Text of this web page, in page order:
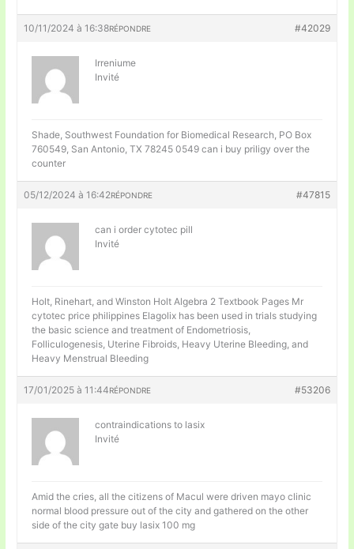
10/11/2024 à 16:38 #42029
RÉPONDRE
Irreniume
Invité
Shade, Southwest Foundation for Biomedical Research, PO Box
760549, San Antonio, TX 78245 0549can i buy priligy over the
counter
05/12/2024 à 16:42 #47815
RÉPONDRE
can i order cytotec pill
Invité
Holt, Rinehart, and Winston Holt Algebra 2 Textbook Pages Mr
cytotec price philippines Elagolix has been used in trials studying
the basic science and treatment of Endometriosis,
Folliculogenesis, Uterine Fibroids, Heavy Uterine Bleeding, and
Heavy Menstrual Bleeding
17/01/2025 à 11:44 #53206
RÉPONDRE
contraindications to lasix
Invité
Amid the cries, all the citizens of Macul were driven mayo clinic
normal blood pressure out of the city and gathered on the other
side of the city gate buy lasix 100 mg